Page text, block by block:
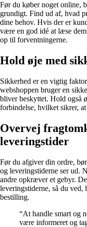
Før du køber noget online,
grundigt. Find ud af, hvad
dine behov. Hvis der er
være en god idé at læse
op til forventningerne.
Hold øje med
Sikkerhed er en vigtig
webshoppen bruger en
bliver beskyttet. Hold også
forbindelse, hvilket sikrer,
Overvej
leveringstider
Før du afgiver din ordre,
og leveringstiderne ser ud.
andre opkræver et gebyr.
leveringstiderne, så du ved,
bestilling.
“At handle smart og
være informeret og